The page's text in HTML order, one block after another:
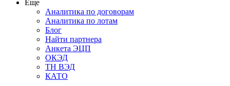
Еще
Аналитика по договорам
Аналитика по лотам
Блог
Найти партнера
Анкета ЭЦП
ОКЭД
ТН ВЭД
КАТО